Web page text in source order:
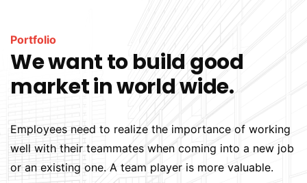
Portfolio
We want to build good
market in world wide.
Employees need to realize the importance of working
well with their teammates when coming into a new job
or an existing one. A team player is more valuable.